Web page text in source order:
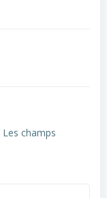
Les champs